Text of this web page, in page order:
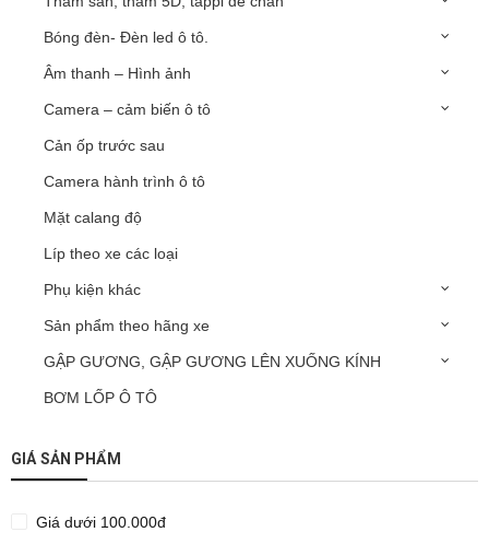
Bóng đèn- Đèn led ô tô.
Âm thanh – Hình ảnh
Camera – cảm biến ô tô
Cản ốp trước sau
Camera hành trình ô tô
Mặt calang độ
Líp theo xe các loại
Phụ kiện khác
Sản phẩm theo hãng xe
GẬP GƯƠNG, GẬP GƯƠNG LÊN XUỐNG KÍNH
BƠM LỐP Ô TÔ
GIÁ SẢN PHẨM
Giá dưới 100.000đ